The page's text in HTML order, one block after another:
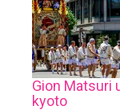
Gion Matsuri
kyoto